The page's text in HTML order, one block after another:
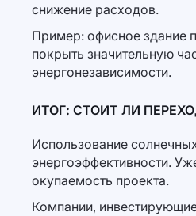
снижение расходов.
Пример: офисное здание
покрыть значительную
энергонезависимости.
ИТОГ: СТОИТ ЛИ
Использование
энергоэффективности.
окупаемость проекта.
Компании,